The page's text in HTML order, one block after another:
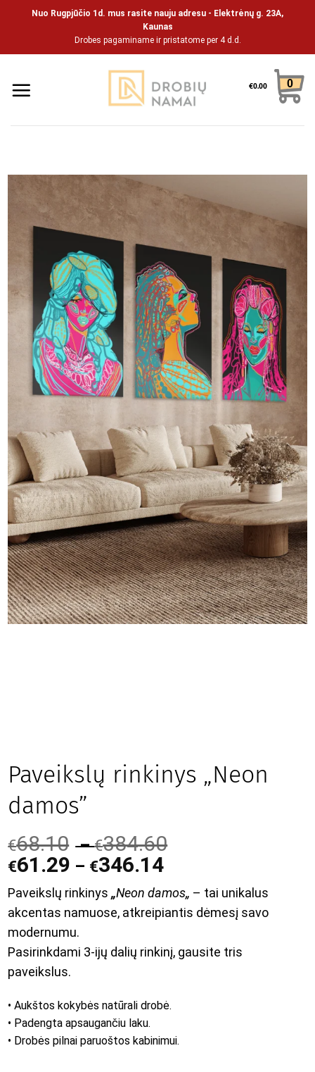
Nuo Rugpjūčio 1d. mus rasite nauju adresu - Elektrėnų g. 23A,
Kaunas
Drobes pagaminame ir pristatome per 4 d.d.
€0.00 0
Paveikslų rinkinys „Neon
damos”
€68.10 –€384.60
€61.29 – €346.14
Paveikslų rinkinys„Neon damos„ – tai unikalus
akcentas namuose, atkreipiantis dėmesį savo
modernumu.
Pasirinkdami 3-ijų dalių rinkinį, gausite tris
paveikslus.
• Aukštos kokybės natūrali drobė.
• Padengta apsaugančiu laku.
• Drobės pilnai paruoštos kabinimui.